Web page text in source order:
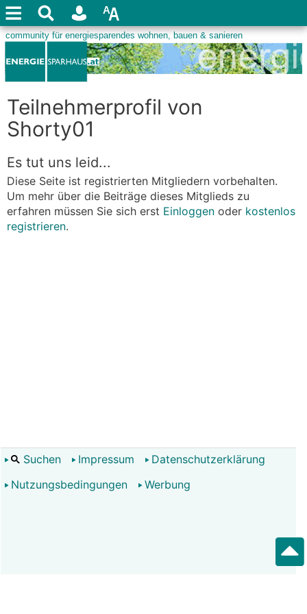
Teilnehmerprofil von
Shorty01
Es tut uns leid...
Diese Seite ist registrierten Mitgliedern vorbehalten.
Um mehr über die Beiträge dieses Mitglieds zu
erfahren müssen Sie sich erst Einloggen oder kostenlos
registrieren.
Suchen Impressum
Datenschutzerklärung
Nutzungsbedingungen
Werbung